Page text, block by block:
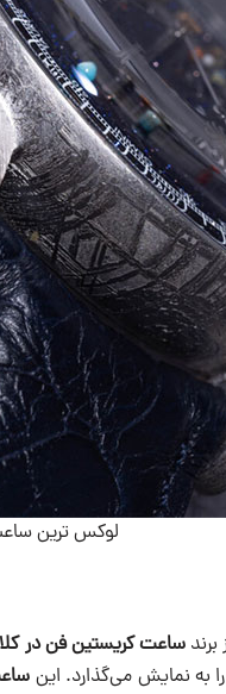
لوکس ترین
ساعتکریستین فن در
را به نمایش می‌گذارد. این